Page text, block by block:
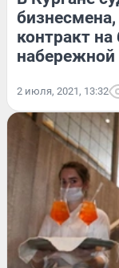
контракт на
набережной
2 июля, 2021, 13:32